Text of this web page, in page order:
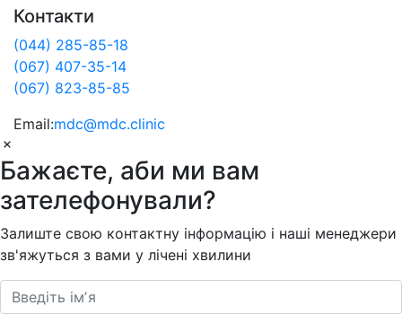
Контакти
(044) 285-85-18
(067) 407-35-14
(067) 823-85-85
Email:mdc@mdc.clinic
Бажаєте, аби ми вам
зателефонували?
Залиште свою контактну інформацію і наші менеджери
зв'яжуться з вами у лічені хвилини